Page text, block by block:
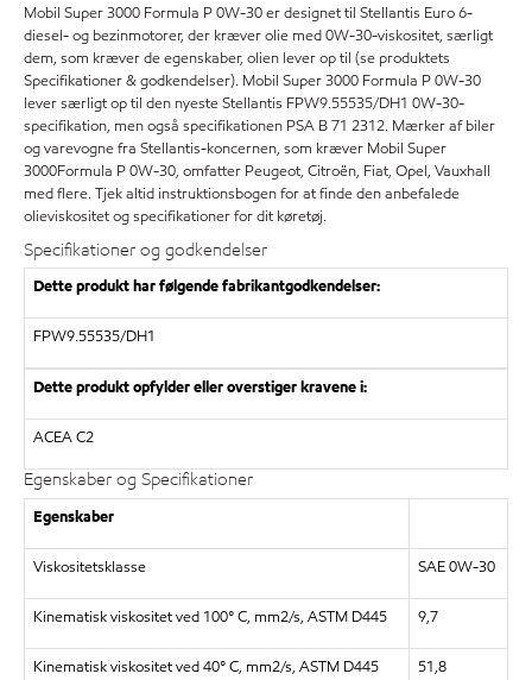
Mobil Super 3000 Formula P 0W-30 er designet til Stellantis Euro 6-
diesel- og bezinmotorer, der kræver olie med 0W-30-viskositet, særligt
dem, som kræver de egenskaber, olien lever op til (se produktets
Specifikationer & godkendelser). Mobil Super 3000 Formula P 0W-30
lever særligt op til den nyeste Stellantis FPW9.55535/DH1 0W-30-
specifikation, men også specifikationen PSA B 71 2312. Mærker af biler
og varevogne fra Stellantis-koncernen, som kræver Mobil Super
3000Formula P 0W-30, omfatter Peugeot, Citroën, Fiat, Opel, Vauxhall
med flere. Tjek altid instruktionsbogen for at finde den anbefalede
olieviskositet og specifikationer for dit køretøj.
Specifikationer og godkendelser
Dette produkt har følgende fabrikantgodkendelser:
FPW9.55535/DH1
Dette produkt opfylder eller overstiger kravene i:
ACEA C2
Egenskaber og Specifikationer
Egenskaber
Viskositetsklasse SAE 0W-30
Kinematisk viskositet ved 100° C, mm2/s, ASTM D445 9,7
Kinematisk viskositet ved 40° C, mm2/s, ASTM D445 51,8